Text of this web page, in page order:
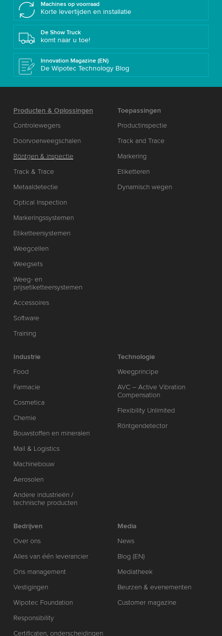
Machines op voorraad
Korte levertijden en installatie
De Show Truck
komt naar u toe!
Innovation Magazine (EN)
De Wipotec Technology Blog
Producten & Oplossingen
Controlewegers
Doorvoerweegschalen
Röntgen & inspectie
Track & Trace
Metaaldetectie
Optical Inspection
Markeringssystemen
Etiketteersystemen
Weegcellen
Weegsets
Weeg- en
prijsetiketteersystemen
Accessoires
Software
Training
Toepassingen
Productinspectie
Track and Trace
Markering
Etiketteren
Dynamisch wegen
Industrie
Food
Farmacie
Cosmetica
Chemie
Bouwstoffen en mineralen
Mail & Logistics
Machinebouw
Aerosolen
Andere industrieën /
technische producten
Technologie
Weegprincipe
AVC – Active Vibration
Compensation
Flexibility Unlimited
Röntgendetector
Bedrijven
Over ons
Alles van één leverancier
Ons management
Vestigingen
Wipotec Foundation
Responsibility
Certificaten, onderscheidingen
Media
News
Blog (EN)
Mediatheek
Beurzen & evenementen
Customer magazine